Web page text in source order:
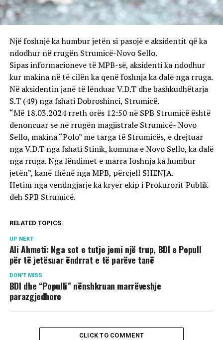
Një foshnjë ka humbur jetën si pasojë e aksidentit që ka
ndodhur në rrugën Strumicë-Novo Sello.
Sipas informacioneve të MPB-së, aksidenti ka ndodhur
kur makina në të cilën ka qenë foshnja ka dalë nga rruga.
Në aksidentin janë të lënduar V.D.T dhe bashkudhëtarja
S.T (49) nga fshati Dobroshinci, Strumicë.
“Më 18.03.2024 rreth orës 12:50 në SPB Strumicë është
denoncuar se në rrugën magjistrale Strumicë- Novo
Sello, makina “Polo” me targa të Strumicës, e drejtuar
nga V.D.T nga fshati Stinik, komuna e Novo Sello, ka dalë
nga rruga. Nga lëndimet e marra foshnja ka humbur
jetën”, kanë thënë nga MPB, përcjell SHENJA.
Hetim nga vendngjarje ka kryer ekip i Prokurorit Publik
deh SPB Strumicë.
RELATED TOPICS:
UP NEXT
Ali Ahmeti: Nga sot e tutje jemi një trup, BDI e Popull
për të jetësuar ëndrrat e të parëve tanë
DON'T MISS
BDI dhe “Populli” nënshkruan marrëveshje
parazgjedhore
CLICK TO COMMENT